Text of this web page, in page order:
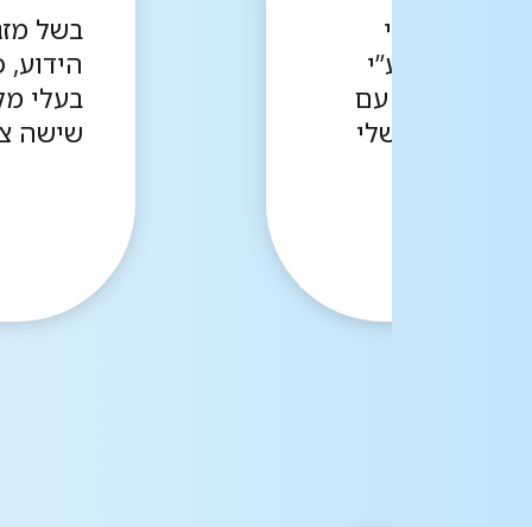
הירושלמי
ביתי ע”י
עובדת עם
דור שלי
בשל
הידוע,
בעלי
שישה